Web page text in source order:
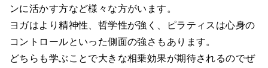
ンに活かす方など様々な方がいます。
ヨガはより精神性、哲学性が強く、ピラティスは心身の
コントロールといった側面の強さもあります。
どちらも学ぶことで大きな相乗効果が期待されるのでぜ